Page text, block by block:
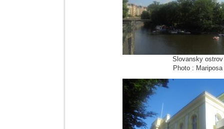
Slovansky ostrov
Photo : Mariposa